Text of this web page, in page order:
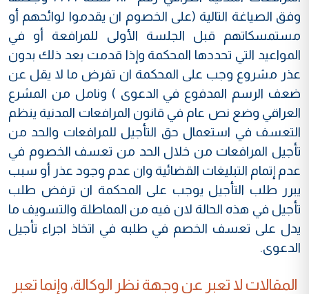
وفق الصياغة التالية (على الخصوم ان يقدموا لوائحهم أو
مستمسكاتهم قبل الجلسة الأولى للمرافعة أو في
المواعيد التي تحددها المحكمة وإذا قدمت بعد ذلك بدون
عذر مشروع وجب على المحكمة ان تفرض ما لا يقل عن
ضعف الرسم المدفوع في الدعوى ) ونامل من المشرع
العراقي وضع نص عام في قانون المرافعات المدنية ينظم
التعسف في استعمال حق التأجيل للمرافعات والحد من
تأجيل المرافعات من خلال الحد من تعسف الخصوم في
عدم إتمام التبليغات القضائية وان عدم وجود عذر أو سبب
يبرر طلب التأجيل يوجب على المحكمة ان ترفض طلب
تأجيل في هذه الحالة لان فيه من المماطلة والتسويف ما
يدل على تعسف الخصم في طلبه في اتخاذ اجراء تأجيل
الدعوى.
المقالات لا تعبر عن وجهة نظر الوكالة، وإنما تعبر